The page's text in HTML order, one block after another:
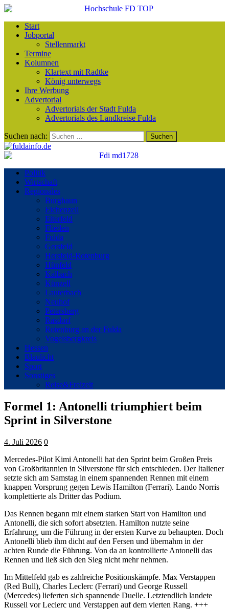
Start
Jobportal
Stellenmarkt
Termine
Kolumnen
Klartext mit Radtke
König unterwegs
Ihre Werbung
Advertorial
Advertorials der Stadt Fulda
Advertorials des Landkreise Fulda
Suchen nach:
Politik
Wirtschaft
Regionales
Burghaun
Eichenzell
Eiterfeld
Flieden
Fulda
Gersfeld
Hersfeld-Rotenburg
Hünfeld
Kalbach
Künzell
Lauterbach
Neuhof
Petersberg
Rasdorf
Rotenburg an der Fulda
Vogelsbergkreis
Hessen
Blaulicht
Sport
Sonstiges
Reise&Freizeit
Formel 1: Antonelli triumphiert beim
Sprint in Silverstone
4. Juli 2026 0
Mercedes-Pilot Kimi Antonelli hat den Sprint beim Großen Preis
von Großbritannien in Silverstone für sich entschieden. Der Italiener
setzte sich am Samstag in einem spannenden Rennen mit einem
knappen Vorsprung gegen Lewis Hamilton (Ferrari). Lando Norris
komplettierte als Dritter das Podium.
Das Rennen begann mit einem starken Start von Hamilton und
Antonelli, die sich sofort absetzten. Hamilton nutzte seine
Erfahrung, um die Führung in der ersten Kurve zu behaupten. Doch
Antonelli blieb ihm dicht auf den Fersen und übernahm in der
achten Runde die Führung. Von da an kontrollierte Antonelli das
Rennen und ließ sich den Sieg nicht mehr nehmen.
Im Mittelfeld gab es zahlreiche Positionskämpfe. Max Verstappen
(Red Bull), Charles Leclerc (Ferrari) und George Russell
(Mercedes) lieferten sich spannende Duelle. Letztendlich landete
Russell vor Leclerc und Verstappen auf dem vierten Rang. +++